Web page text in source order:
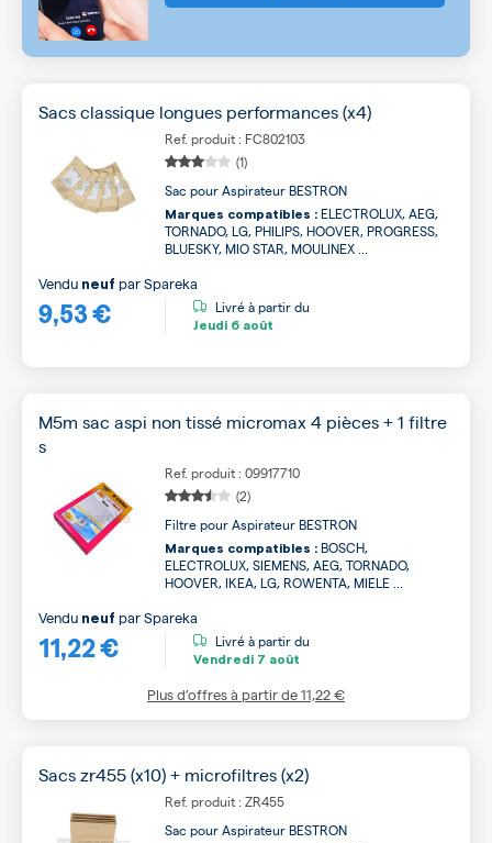
Sacs classique longues performances (x4)
Ref. produit : FC802103
(1)
Sac pour Aspirateur BESTRON
Marques compatibles : ELECTROLUX, AEG,
TORNADO, LG, PHILIPS, HOOVER, PROGRESS,
BLUESKY, MIO STAR, MOULINEX ...
9,53 €
Vendu neuf parSpareka
Livré à partir du
Jeudi 6 août
M5m sac aspi non tissé micromax 4 pièces + 1 filtre
s
Ref. produit : 09917710
(2)
Filtre pour Aspirateur BESTRON
Marques compatibles : BOSCH,
ELECTROLUX, SIEMENS, AEG, TORNADO,
HOOVER, IKEA, LG, ROWENTA, MIELE ...
11,22 €
Vendu neuf parSpareka
Livré à partir du
Vendredi 7 août
Plus d’offres à partir de11,22 €
Sacs zr455 (x10) + microfiltres (x2)
Ref. produit : ZR455
Sac pour Aspirateur BESTRON